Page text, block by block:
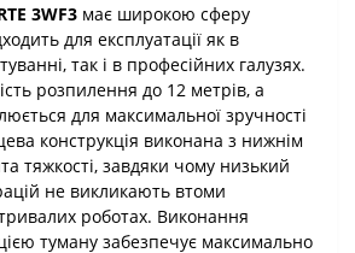
3WF3 має широкою сферу
для експлуатації як в
так і в професійних галузях.
розпилення до 12 метрів, а
для максимальної зручності
конструкція виконана з нижнім
тяжкості, завдяки чому низький
не викликають втоми
роботах. Виконання
туману забезпечує максимально